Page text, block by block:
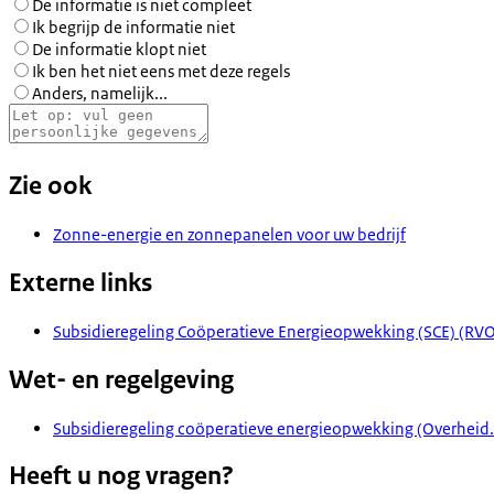
De informatie is niet compleet
Ik begrijp de informatie niet
De informatie klopt niet
Ik ben het niet eens met deze regels
Anders, namelijk...
Zie ook
Zonne-energie en zonnepanelen voor uw bedrijf
Externe links
Subsidieregeling Coöperatieve Energieopwekking (SCE)
Wet- en regelgeving
Subsidieregeling coöperatieve energieopwekking
Heeft u nog vragen?